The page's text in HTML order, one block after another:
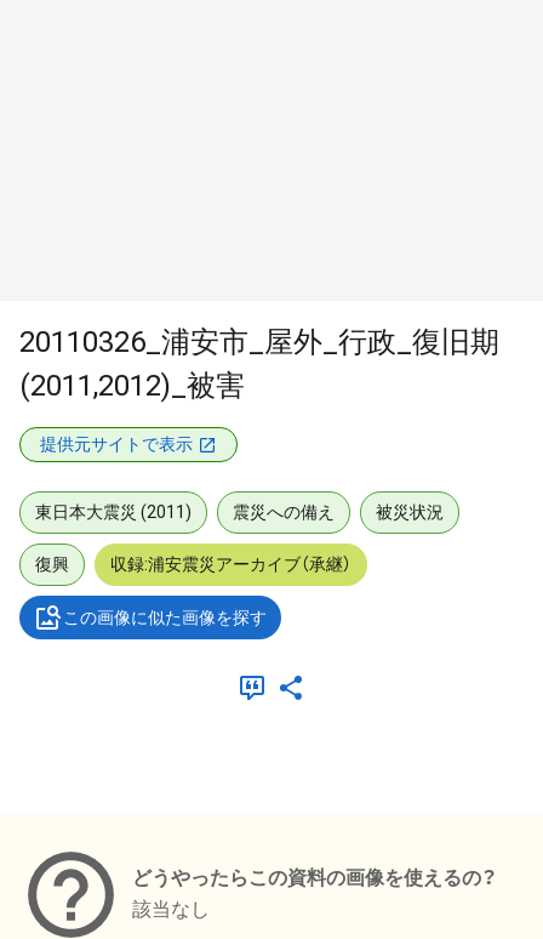
20110326_浦安市_屋外_行政_復旧期
(2011,2012)_被害
提供元サイトで表示
東日本大震災 (2011) 震災への備え 被災状況
復興 収録:浦安震災アーカイブ（承継）
この画像に似た画像を探す
どうやったらこの資料の画像を使えるの？
該当なし